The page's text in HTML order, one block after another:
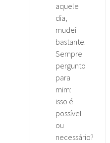
aquele
dia,
mudei
bastante.
Sempre
pergunto
para
mim:
isso é
possível
ou
necessário?